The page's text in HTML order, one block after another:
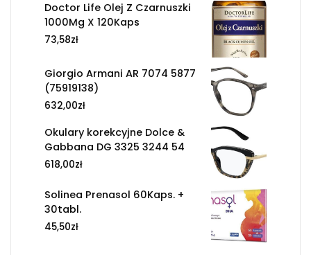
Doctor Life Olej Z Czarnuszki
1000Mg X 120Kaps
73,58zł
Giorgio Armani AR 7074 5877
(75919138)
632,00zł
Okulary korekcyjne Dolce &
Gabbana DG 3325 3244 54
618,00zł
Solinea Prenasol 60Kaps. +
30tabl.
45,50zł